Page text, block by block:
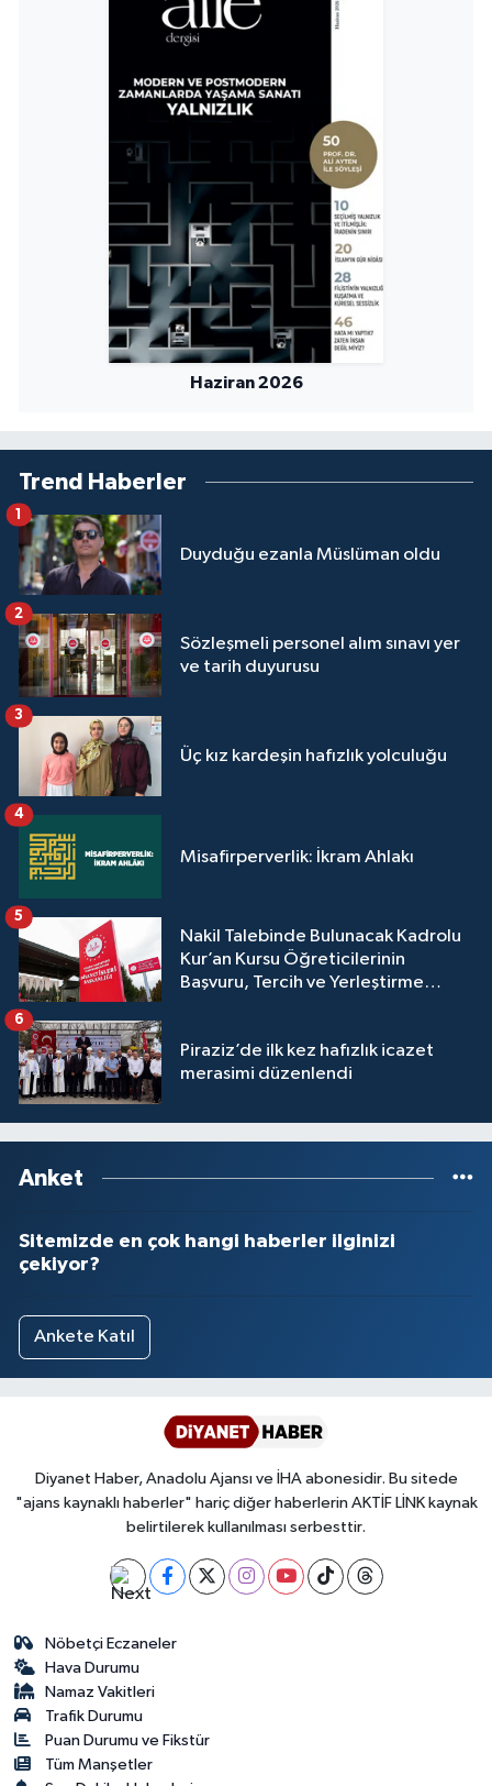
Haziran 2026
Trend Haberler
Duyduğu ezanla Müslüman oldu
1
Sözleşmeli personel alım sınavı yer
ve tarih duyurusu
2
Üç kız kardeşin hafızlık yolculuğu
3
Misafirperverlik: İkram Ahlakı
4
Nakil Talebinde Bulunacak Kadrolu
Kur’an Kursu Öğreticilerinin
Başvuru, Tercih ve Yerleştirme
5
Piraziz’de ilk kez hafızlık icazet
merasimi düzenlendi
6
Anket
Sitemizde en çok hangi haberler ilginizi
çekiyor?
Ankete Katıl
Diyanet Haber, Anadolu Ajansı ve İHA abonesidir. Bu sitede
"ajans kaynaklı haberler" hariç diğer haberlerin AKTİF LİNK kaynak
belirtilerek kullanılması serbesttir.
Nöbetçi Eczaneler
Hava Durumu
Namaz Vakitleri
Trafik Durumu
Puan Durumu ve Fikstür
Tüm Manşetler
Rize Müftülüğü
Sakarya Müftülüğü
Samsun Müftülüğü
Siirt Müftülüğü
Sinop Müftülüğü
Sivas Müftülüğü
Şanlıurfa Müftülüğü
Tekirdağ Müftülüğü
Tokat Müftülüğü
Trabzon Müftülüğü
Tunceli Müftülüğü
Uşak Müftülüğü
Van Müftülüğü
Yozgat Müftülüğü
Zonguldak Müftülüğü